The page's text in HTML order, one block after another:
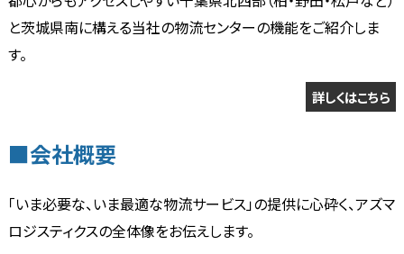
と茨城県南に構える当社の物流センターの機能をご紹介しま
す。
詳しくはこちら
■会社概要
「いま必要な、いま最適な物流サービス」の提供に心砕く、アズマ
ロジスティクスの全体像をお伝えします。